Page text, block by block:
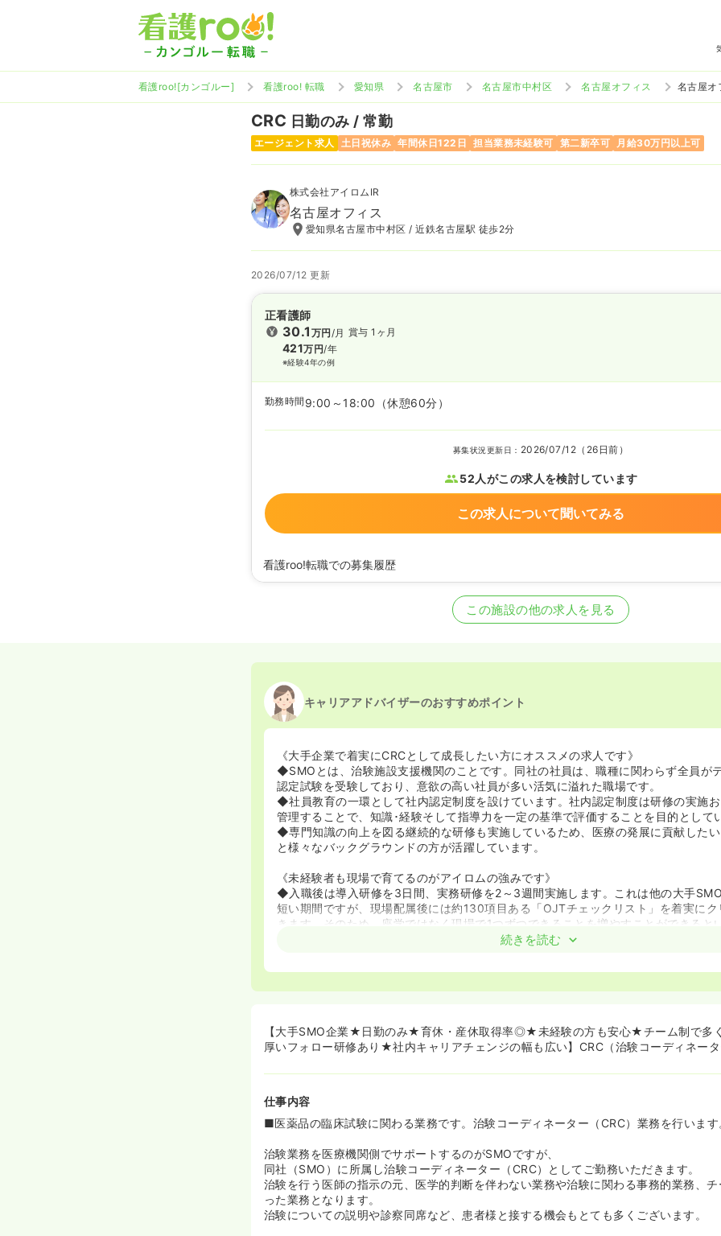
看護roo![カンゴルー] 看護roo! 転職 愛知県 名古屋市 名古屋市中村区 名古屋オフィス 名古屋オ
CRC 日勤のみ / 常勤
エージェント求人 土日祝休み 年間休日122日 担当業務未経験可 第二新卒可 月給30万円以上可
株式会社アイロムIR
名古屋オフィス
愛知県名古屋市中村区 / 近鉄名古屋駅 徒歩2分
2026/07/12 更新
正看護師
30.1 万円/月
421万円/年
※経験4年の例
賞与 1ヶ月
勤務時間 9:00～18:00 （休憩60分）
募集状況更新日： 2026/07/12（26日前）
52人がこの求人を検討しています
この求人について聞いてみる
看護roo!転職での募集履歴
この施設の他の求人を見る
キャリアアドバイザーのおすすめポイント
《大手企業で着実にCRCとして成長したい方にオススメの求人です》
◆SMOとは、治験施設支援機関のことです。同社の社員は、職種に関わらず全員が
認定試験を受験しており、意欲の高い社員が多い活気に溢れた職場です。
◆社員教育の一環として社内認定制度を設けています。社内認定制度は研修の実施
管理することで、知識･経験そして指導力を一定の基準で評価することを目的として
◆専門知識の向上を図る継続的な研修も実施しているため、医療の発展に貢献した
と様々なバックグラウンドの方が活躍しています。
《未経験者も現場で育てるのがアイロムの強みです》
◆入職後は導入研修を3日間、実務研修を2～3週間実施します。これは他の大手
短い期間ですが、現場配属後には約130項目ある「OJTチェックリスト」を着実に
きます。そのため、座学ではなく現場で1つずつできることを増やすことができると
経験の方も「ゼロから育てる教育体制」が整っており、プロフェッショナル育成に
《3人以上で構成されたチーム制を取ることで、以下3つのメリットを実現》
①社員の負担軽減
突発的な欠勤があった際には引き継ぎが必要というデメリットがあります。しかし
った時や悩んでいることがあれば助け合いの風土が根強いためすぐに相談できる体制
方々は全国の医療機関で仕事をしていますが、オンラインで密につながっているため
気持ちを大切にしながら最先端の医療に関われる仕事です。
②不正の防止
治験は人命に関わる重要なミッションであるからこそ、不正により社会から失う信頼
には治験の不正から倒産に追い詰められてしまった企業があるほどです。同社のチー
続きを読む
【大手SMO企業★日勤のみ★育休・産休取得率◎★未経験の方も安心★チーム制で多
厚いフォロー研修あり★社内キャリアチェンジの幅も広い】CRC（治験コーディネータ
仕事内容
■医薬品の臨床試験に関わる業務です。治験コーディネーター（CRC）業務を行います
治験業務を医療機関側でサポートするのがSMOですが、
同社（SMO）に所属し治験コーディネーター（CRC）としてご勤務いただきます。
治験を行う医師の指示の元、医学的判断を伴わない業務や治験に関わる事務的業務、
った業務となります。
治験についての説明や診察同席など、患者様と接する機会もとても多くございます。